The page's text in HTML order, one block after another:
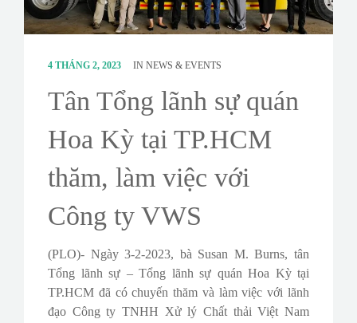
SURVEY
4 THÁNG 2, 2023 IN NEWS & EVENTS
Tân Tổng lãnh sự quán
Hoa Kỳ tại TP.HCM
thăm, làm việc với
Công ty VWS
(PLO)- Ngày 3-2-2023, bà Susan M. Burns, tân
Tổng lãnh sự – Tổng lãnh sự quán Hoa Kỳ tại
TP.HCM đã có chuyến thăm và làm việc với lãnh
đạo Công ty TNHH Xử lý Chất thải Việt Nam